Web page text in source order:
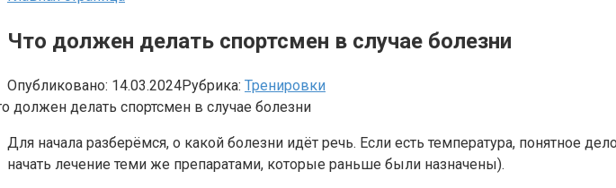
Что должен делать спортсмен в случае болезни
Опубликовано: 14.03.2024Рубрика: Тренировки
Для начала разберёмся, о какой болезни идёт речь. Если есть температура, понятное
начать лечение теми же препаратами, которые раньше были назначены).